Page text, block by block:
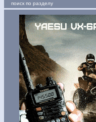
поиск по разделу